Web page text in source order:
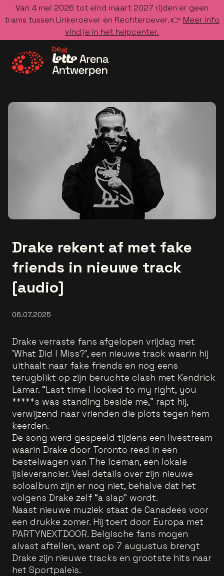
Van 4 mei 2026 tot eind maart 2027 rijden er geen
trams tussen Linkeroever en Rechteroever. 👉 Meer info
vind je in het helpcenter.
Drake rekent af met fake
friends in nieuwe track
[audio]
06.07.2025
Drake verraste fans afgelopen vrijdag met
'What Did I Miss?', een nieuwe track waarin hij
uithaalt naar fake friends en nog eens
terugblikt op zijn beruchte clash met Kendrick
Lamar. “Last time I looked to my right, you
*****s was standing beside me,” rapt hij,
verwijzend naar vrienden die plots tegen hem
keerden.
De song werd gespeeld tijdens een livestream
waarin Drake door Toronto reed in een
bestelwagen van The Iceman, een lokale
ijsleverancier. Veel details over zijn nieuwe
soloalbum zijn er nog niet, behalve dat het
volgens Drake zelf “a slap” wordt.
Naast nieuwe muziek staat de Canadees voor
een drukke zomer. Hij toert door Europa met
PARTYNEXTDOOR. Belgische fans mogen
alvast aftellen, want op 7 augustus brengt
Drake zijn nieuwe tracks en grootste hits naar
het Sportpaleis.